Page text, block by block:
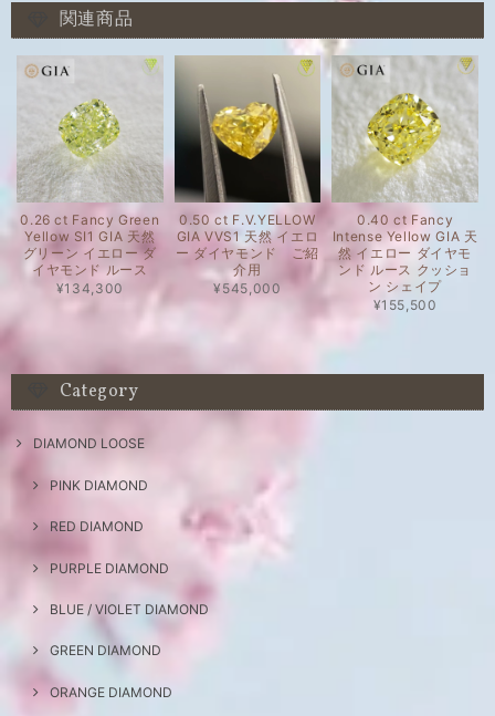
関連商品
0.26 ct Fancy Green
Yellow SI1 GIA 天然
グリーン イエロー ダ
イヤモンド ルース
¥134,300
0.50 ct F.V.YELLOW
GIA VVS1 天然 イエロ
ー ダイヤモンド ご紹
介用
¥545,000
0.40 ct Fancy
Intense Yellow GIA 天
然 イエロー ダイヤモ
ンド ルース クッショ
ン シェイプ
¥155,500
Category
DIAMOND LOOSE
PINK DIAMOND
RED DIAMOND
PURPLE DIAMOND
BLUE / VIOLET DIAMOND
GREEN DIAMOND
ORANGE DIAMOND